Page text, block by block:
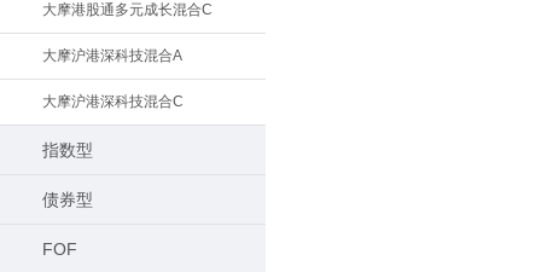
大摩港股通多元成长混合C
大摩沪港深科技混合A
大摩沪港深科技混合C
指数型
债券型
FOF